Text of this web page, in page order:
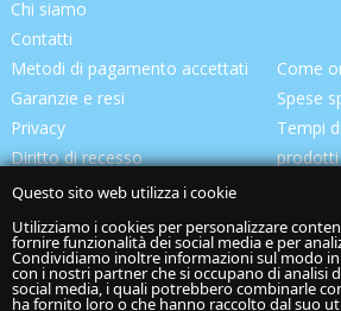
Chi siamo
Contatti
Metodi di pagamento accettati
Garanzie e resi
Privacy
Diritto di recesso
Come
Spese
Tempi
prodotti
Questo sito web utilizza i cookie
Utilizziamo i cookies per personalizzare
fornire funzionalità dei social media e per
Condividiamo inoltre informazioni sul modo
con i nostri partner che si occupano di analisi
social media, i quali potrebbero combinarle
ha fornito loro o che hanno raccolto dal suo